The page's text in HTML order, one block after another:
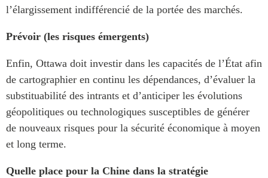
l’élargissement indifférencié de la portée des marchés.
Prévoir (les risques émergents)
Enfin, Ottawa doit investir dans les capacités de l’État afin
de cartographier en continu les dépendances, d’évaluer la
substituabilité des intrants et d’anticiper les évolutions
géopolitiques ou technologiques susceptibles de générer
de nouveaux risques pour la sécurité économique à moyen
et long terme.
Quelle place pour la Chine dans la stratégie